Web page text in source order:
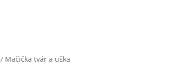
/ Mačička tvár a uška